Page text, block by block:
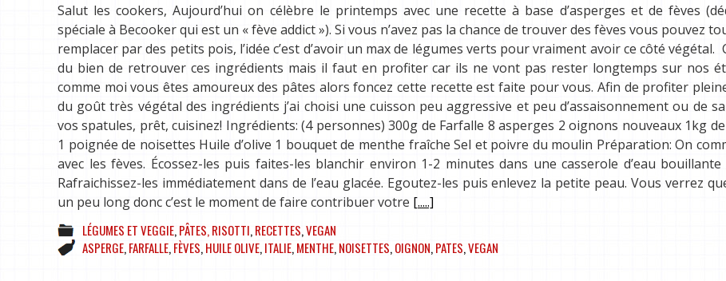
Salut les cookers, Aujourd’hui on célèbre le printemps avec une recette à base d’asperges et de fèves
spéciale à Becooker qui est un « fève addict »). Si vous n’avez pas la chance de trouver des fèves vous pouvez
remplacer par des petits pois, l’idée c’est d’avoir un max de légumes verts pour vraiment avoir ce côté végétal.
du bien de retrouver ces ingrédients mais il faut en profiter car ils ne vont pas rester longtemps sur nos
comme moi vous êtes amoureux des pâtes alors foncez cette recette est faite pour vous. Afin de profiter
du goût très végétal des ingrédients j’ai choisi une cuisson peu aggressive et peu d’assaisonnement ou de
vos spatules, prêt, cuisinez! Ingrédients: (4 personnes) 300g de Farfalle 8 asperges 2 oignons nouveaux 1kg
1 poignée de noisettes Huile d’olive 1 bouquet de menthe fraîche Sel et poivre du moulin Préparation: On
avec les fèves. Écossez-les puis faites-les blanchir environ 1-2 minutes dans une casserole d’eau bouillante
Rafraichissez-les immédiatement dans de l’eau glacée. Egoutez-les puis enlevez la petite peau. Vous verrez
un peu long donc c’est le moment de faire contribuer votre [.....]
LÉGUMES ET VEGGIE,PÂTES, RISOTTI,RECETTES,VEGAN
ASPERGE,FARFALLE,FÈVES,HUILE OLIVE,ITALIE,MENTHE,NOISETTES,OIGNON,PATES,VEGAN